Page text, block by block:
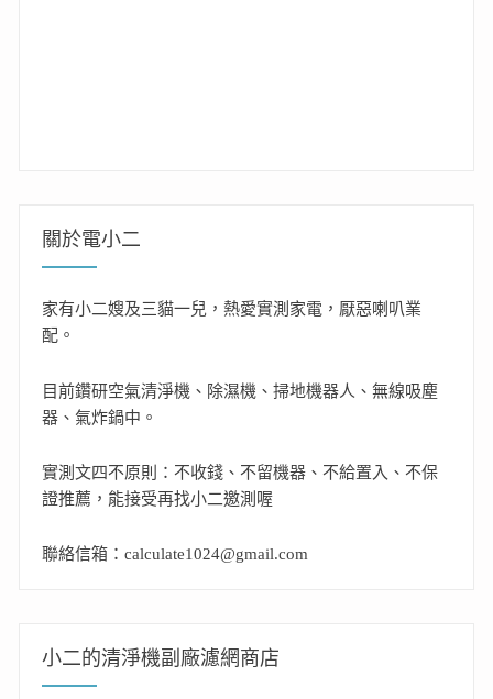
關於電小二
家有小二嫂及三貓一兒，熱愛實測家電，厭惡喇叭業
配。
目前鑽研空氣清淨機、除濕機、掃地機器人、無線吸塵
器、氣炸鍋中。
實測文四不原則：不收錢、不留機器、不給置入、不保
證推薦，能接受再找小二邀測喔
聯絡信箱：calculate1024@gmail.com
小二的清淨機副廠濾網商店